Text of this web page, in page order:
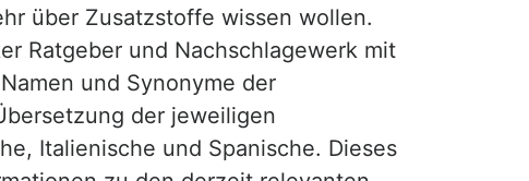
über Zusatzstoffe wissen wollen.
Ratgeber und Nachschlagewerk mit
und Synonyme der
der jeweiligen
Italienische und Spanische. Dieses